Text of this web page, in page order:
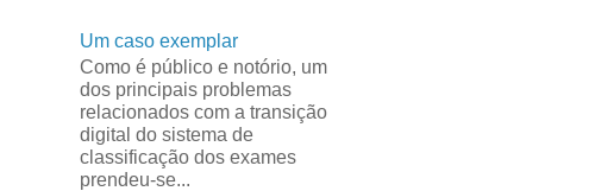
Um caso exemplar
Como é público e notório, um
dos principais problemas
relacionados com a transição
digital do sistema de
classificação dos exames
prendeu-se...